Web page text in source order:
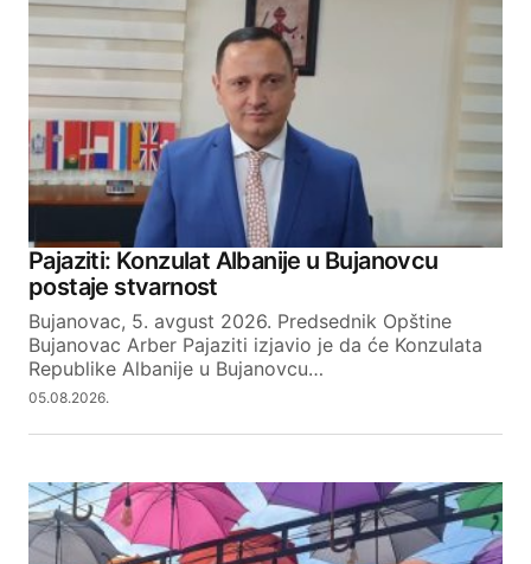
20.05.2026. at 07:39
Jeste onde u Levosoje ima predstavništvo
MAK petrola slobodno si dodjite i sipajte u
Srbiju sve može.Studenti pobedniku!
Reply
Your email address will not be published.
Required fields are marked
Comment*
Your Name
Pajaziti: Konzulat Albanije u Bujanovcu
postaje stvarnost
Bujanovac, 5. avgust 2026. Predsednik Opštine
Bujanovac Arber Pajaziti izjavio je da će Konzulata
Republike Albanije u Bujanovcu…
05.08.2026.